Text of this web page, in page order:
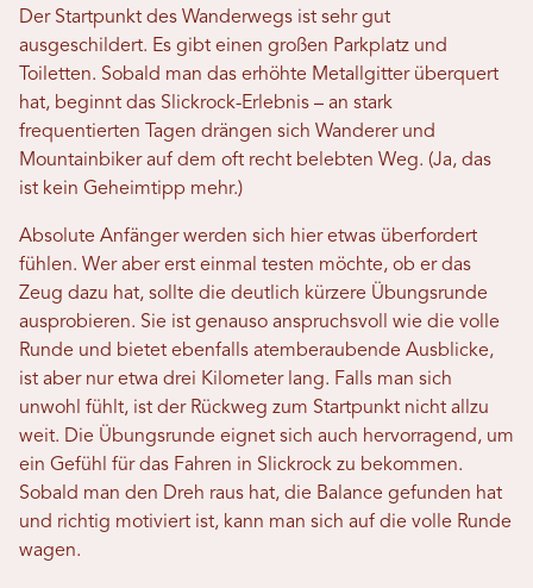
Der Startpunkt des Wanderwegs ist sehr gut
ausgeschildert. Es gibt einen großen Parkplatz und
Toiletten. Sobald man das erhöhte Metallgitter überquert
hat, beginnt das Slickrock-Erlebnis – an stark
frequentierten Tagen drängen sich Wanderer und
Mountainbiker auf dem oft recht belebten Weg. (Ja, das
ist kein Geheimtipp mehr.)
Absolute Anfänger werden sich hier etwas überfordert
fühlen. Wer aber erst einmal testen möchte, ob er das
Zeug dazu hat, sollte die deutlich kürzere Übungsrunde
ausprobieren. Sie ist genauso anspruchsvoll wie die volle
Runde und bietet ebenfalls atemberaubende Ausblicke,
ist aber nur etwa drei Kilometer lang. Falls man sich
unwohl fühlt, ist der Rückweg zum Startpunkt nicht allzu
weit. Die Übungsrunde eignet sich auch hervorragend, um
ein Gefühl für das Fahren in Slickrock zu bekommen.
Sobald man den Dreh raus hat, die Balance gefunden hat
und richtig motiviert ist, kann man sich auf die volle Runde
wagen.